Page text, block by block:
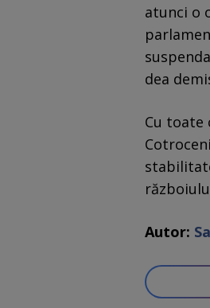
atunci o
dea
Cu toate
Autor: